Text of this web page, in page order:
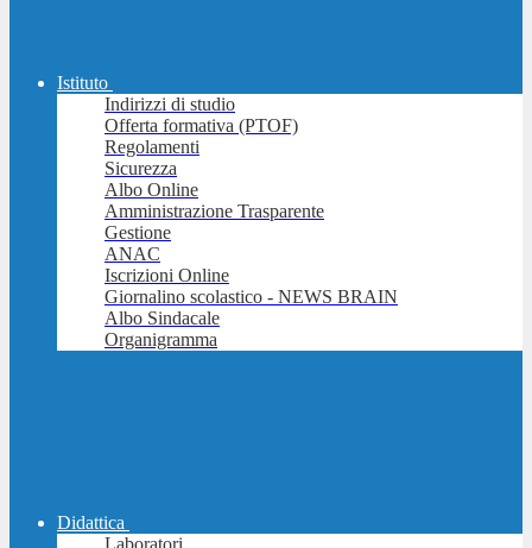
Istituto
Indirizzi di studio
Offerta formativa (PTOF)
Regolamenti
Sicurezza
Albo Online
Amministrazione Trasparente
Gestione
ANAC
Iscrizioni Online
Giornalino scolastico - NEWS BRAIN
Albo Sindacale
Organigramma
Didattica